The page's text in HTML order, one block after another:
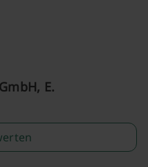
E.